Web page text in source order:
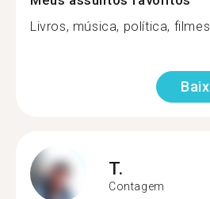
Livros, música, política,
T.
Contagem